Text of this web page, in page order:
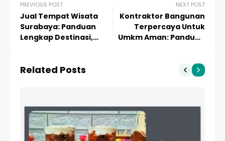
PREVIOUS POST
Jual Tempat Wisata
Surabaya: Panduan
Lengkap Destinasi,
NEXT POST
Kontraktor Bangunan
Terpercaya Untuk
Umkm Aman: Panduan
Related Posts